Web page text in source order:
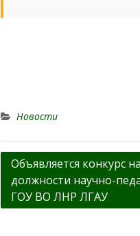
Новости
Навигация
по
записям
Объявляется конкурс
должности научно-
ГОУ ВО ЛНР ЛГАУ